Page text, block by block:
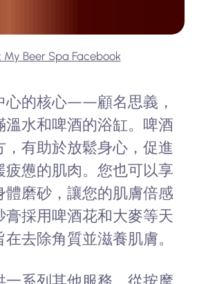
My Beer Spa Facebook
心的核心——顧名思義，
溫水和啤酒的浴缸。啤酒
，有助於放鬆身心，促進
疲憊的肌肉。您也可以享
體磨砂，讓您的肌膚倍感
膏採用啤酒花和大麥等天
去除角質並滋養肌膚。